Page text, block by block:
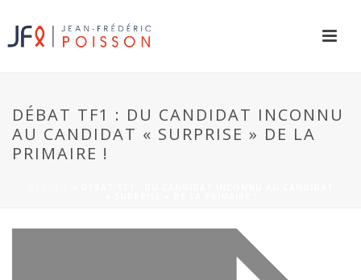
DÉBAT TF1 : DU CANDIDAT INCONNU
AU CANDIDAT « SURPRISE » DE LA
PRIMAIRE !